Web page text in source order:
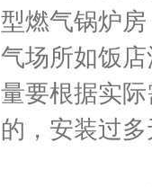
型燃气锅炉
气场所如饭
量要根据实
的，安装过